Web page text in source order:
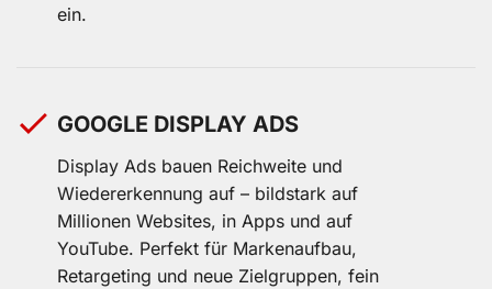
ein.
GOOGLE DISPLAY ADS
Display Ads bauen Reichweite und
Wiedererkennung auf – bildstark auf
Millionen Websites, in Apps und auf
YouTube. Perfekt für Markenaufbau,
Retargeting und neue Zielgruppen, fein